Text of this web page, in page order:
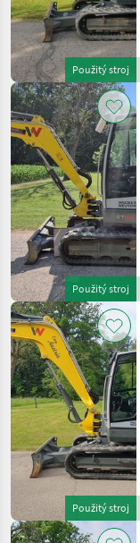
Použitý stroj
Použitý stroj
Použitý stroj